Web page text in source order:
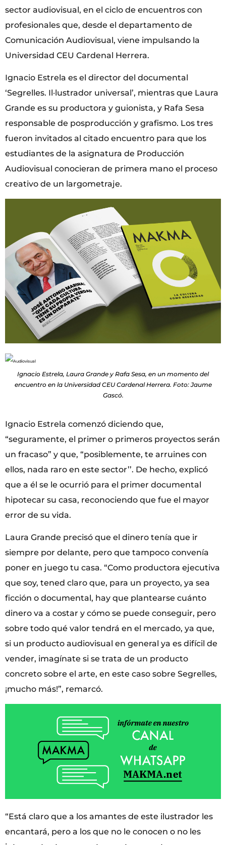
sector audiovisual, en el ciclo de encuentros con
profesionales que, desde el departamento de
Comunicación Audiovisual, viene impulsando la
Universidad CEU Cardenal Herrera.
Ignacio Estrela es el director del documental
‘Segrelles. Il·lustrador universal’, mientras que Laura
Grande es su productora y guionista, y Rafa Sesa
responsable de posproducción y grafismo. Los tres
fueron invitados al citado encuentro para que los
estudiantes de la asignatura de Producción
Audiovisual conocieran de primera mano el proceso
creativo de un largometraje.
Ignacio Estrela, Laura Grande y Rafa Sesa, en un momento del
encuentro en la Universidad CEU Cardenal Herrera. Foto: Jaume
Gascó.
Ignacio Estrela comenzó diciendo que,
“seguramente, el primer o primeros proyectos serán
un fracaso” y que, “posiblemente, te arruines con
ellos, nada raro en este sector’’. De hecho, explicó
que a él se le ocurrió para el primer documental
hipotecar su casa, reconociendo que fue el mayor
error de su vida.
Laura Grande precisó que el dinero tenía que ir
siempre por delante, pero que tampoco convenía
poner en juego tu casa. “Como productora ejecutiva
que soy, tened claro que, para un proyecto, ya sea
ficción o documental, hay que plantearse cuánto
dinero va a costar y cómo se puede conseguir, pero
sobre todo qué valor tendrá en el mercado, ya que,
si un producto audiovisual en general ya es difícil de
vender, imagínate si se trata de un producto
concreto sobre el arte, en este caso sobre Segrelles,
¡mucho más!”, remarcó.
“Está claro que a los amantes de este ilustrador les
encantará, pero a los que no le conocen o no les